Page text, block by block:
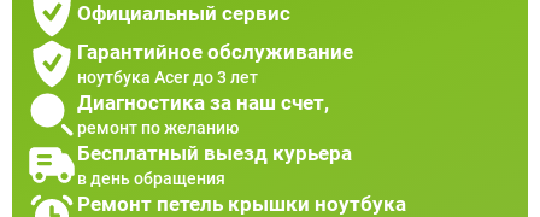
Официальный сервис
Гарантийное обслуживание
ноутбука Acer до 3 лет
Диагностика за наш счет,
ремонт по желанию
Бесплатный выезд курьера
в день обращения
Ремонт петель крышки ноутбука